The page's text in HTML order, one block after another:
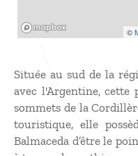
©
Située au sud de la
avec l'Argentine, cette
sommets de la
touristique, elle
Balmaceda d’être le